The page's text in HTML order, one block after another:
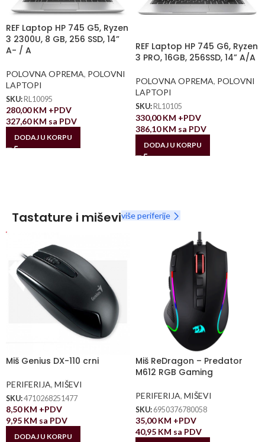
REF Laptop HP 745 G5, Ryzen
3 2300U, 8 GB, 256 SSD, 14”
A- / A
POLOVNA OPREMA, POLOVNI
LAPTOPI
SKU: RL10095
280,00KM +PDV
327,60KM sa PDV
DODAJ U KORPU
REF Laptop HP 745 G6, Ryzen
3 PRO, 16GB, 256SSD, 14” A/A
POLOVNA OPREMA, POLOVNI
LAPTOPI
SKU: RL10105
330,00KM +PDV
386,10KM sa PDV
DODAJ U KORPU
Tastature i miševiviše periferije
Miš Genius DX-110 crni
PERIFERIJA, MIŠEVI
SKU:4710268251477
8,50KM +PDV
9,95 KM sa PDV
DODAJ U KORPU
Miš ReDragon – Predator
M612 RGB Gaming
PERIFERIJA, MIŠEVI
SKU: 6950376780058
35,00KM +PDV
40,95 KM sa PDV